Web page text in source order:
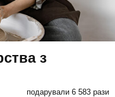
з
подарували 6 583 рази